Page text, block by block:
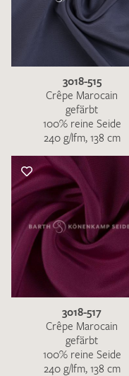
3018-515
Crêpe Marocain
gefärbt
100% reine Seide
240 g/lfm, 138 cm
3018-517
Crêpe Marocain
gefärbt
100% reine Seide
240 g/lfm, 138 cm